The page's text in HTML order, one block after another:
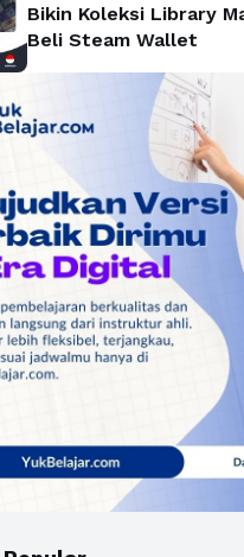
Bikin Koleksi Library
Beli Steam Wallet